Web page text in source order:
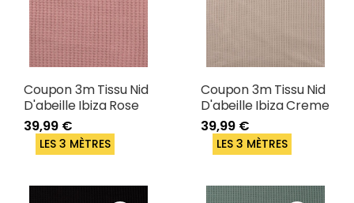
Coupon 3m Tissu Nid
D'abeille Ibiza Rose
39,99 €
LES 3 MÈTRES
Coupon 3m Tissu Nid
D'abeille Ibiza Creme
39,99 €
LES 3 MÈTRES